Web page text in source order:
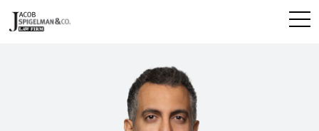
דלג
לתוכן